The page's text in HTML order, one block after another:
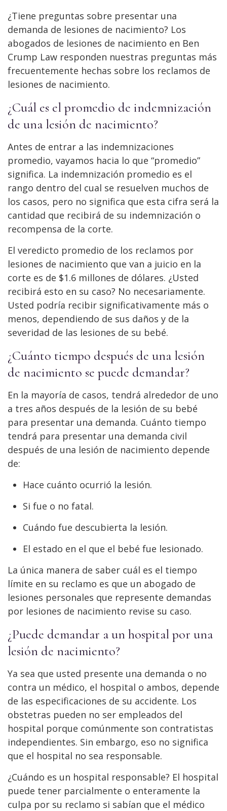
¿Tiene preguntas sobre presentar una
demanda de lesiones de nacimiento? Los
abogados de lesiones de nacimiento en Ben
Crump Law responden nuestras preguntas más
frecuentemente hechas sobre los reclamos de
lesiones de nacimiento.
¿Cuál es el promedio de indemnización
de una lesión de nacimiento?
Antes de entrar a las indemnizaciones
promedio, vayamos hacia lo que “promedio”
significa. La indemnización promedio es el
rango dentro del cual se resuelven muchos de
los casos, pero no significa que esta cifra será la
cantidad que recibirá de su indemnización o
recompensa de la corte.
El veredicto promedio de los reclamos por
lesiones de nacimiento que van a juicio en la
corte es de $1.6 millones de dólares. ¿Usted
recibirá esto en su caso? No necesariamente.
Usted podría recibir significativamente más o
menos, dependiendo de sus daños y de la
severidad de las lesiones de su bebé.
¿Cuánto tiempo después de una lesión
de nacimiento se puede demandar?
En la mayoría de casos, tendrá alrededor de uno
a tres años después de la lesión de su bebé
para presentar una demanda. Cuánto tiempo
tendrá para presentar una demanda civil
después de una lesión de nacimiento depende
de:
Hace cuánto ocurrió la lesión.
Si fue o no fatal.
Cuándo fue descubierta la lesión.
El estado en el que el bebé fue lesionado.
La única manera de saber cuál es el tiempo
límite en su reclamo es que un abogado de
lesiones personales que represente demandas
por lesiones de nacimiento revise su caso.
¿Puede demandar a un hospital por una
lesión de nacimiento?
Ya sea que usted presente una demanda o no
contra un médico, el hospital o ambos, depende
de las especificaciones de su accidente. Los
obstetras pueden no ser empleados del
hospital porque comúnmente son contratistas
independientes. Sin embargo, eso no significa
que el hospital no sea responsable.
¿Cuándo es un hospital responsable? El hospital
puede tener parcialmente o enteramente la
culpa por su reclamo si sabían que el médico